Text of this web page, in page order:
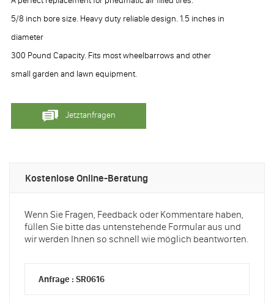
5/8 inch bore size. Heavy duty reliable design. 1.5 inches in
diameter
300 Pound Capacity. Fits most wheelbarrows and other
small garden and lawn equipment.
Jetztanfragen
Kostenlose Online-Beratung
Wenn Sie Fragen, Feedback oder Kommentare haben,
füllen Sie bitte das untenstehende Formular aus und
wir werden Ihnen so schnell wie möglich beantworten.